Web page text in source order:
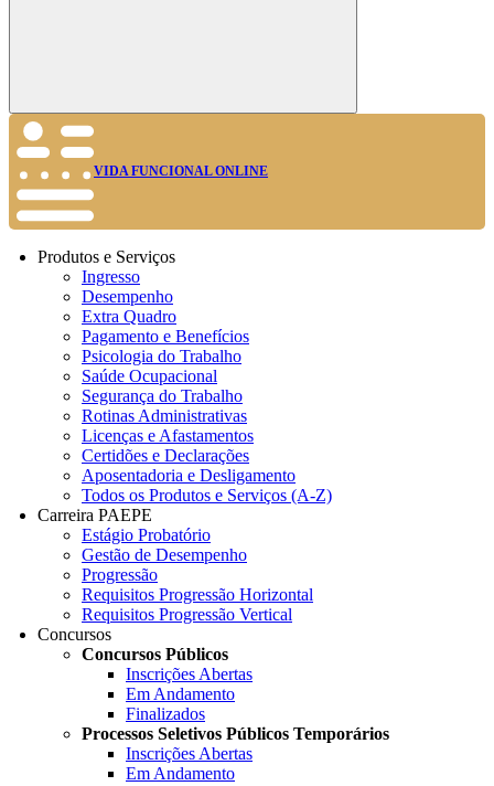
Buscar
VIDA FUNCIONAL ONLINE
Produtos e Serviços
Ingresso
Desempenho
Extra Quadro
Pagamento e Benefícios
Psicologia do Trabalho
Saúde Ocupacional
Segurança do Trabalho
Rotinas Administrativas
Licenças e Afastamentos
Certidões e Declarações
Aposentadoria e Desligamento
Todos os Produtos e Serviços (A-Z)
Carreira PAEPE
Estágio Probatório
Gestão de Desempenho
Progressão
Requisitos Progressão Horizontal
Requisitos Progressão Vertical
Concursos
Concursos Públicos
Inscrições Abertas
Em Andamento
Finalizados
Processos Seletivos Públicos Temporários
Inscrições Abertas
Em Andamento